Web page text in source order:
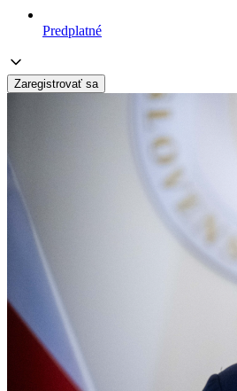
Predplatné
Zaregistrovať sa